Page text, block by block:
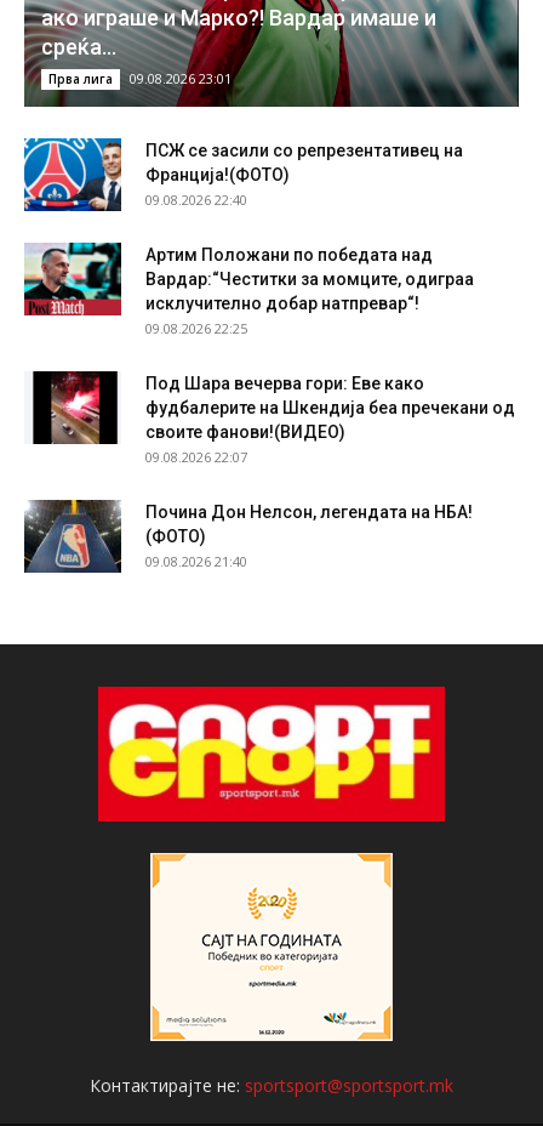
ако играше и Марко?! Вардар имаше и
среќа…
Прва лига 09.08.2026 23:01
ПСЖ се засили со репрезентативец на
Франција!(ФОТО)
09.08.2026 22:40
Артим Положани по победата над
Вардар:“Честитки за момците, одиграа
исклучително добар натпревар“!
09.08.2026 22:25
Под Шара вечерва гори: Еве како
фудбалерите на Шкендија беа пречекани од
своите фанови!(ВИДЕО)
09.08.2026 22:07
Почина Дон Нелсон, легендата на НБА!
(ФОТО)
09.08.2026 21:40
Контактирајте не: sportsport@sportsport.mk